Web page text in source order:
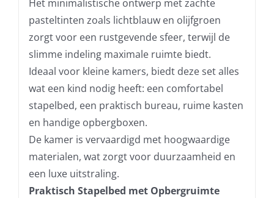
Het minimalistische ontwerp met zachte
pasteltinten zoals lichtblauw en olijfgroen
zorgt voor een rustgevende sfeer, terwijl de
slimme indeling maximale ruimte biedt.
Ideaal voor kleine kamers, biedt deze set alles
wat een kind nodig heeft: een comfortabel
stapelbed, een praktisch bureau, ruime kasten
en handige opbergboxen.
De kamer is vervaardigd met hoogwaardige
materialen, wat zorgt voor duurzaamheid en
een luxe uitstraling.
Praktisch Stapelbed met Opbergruimte